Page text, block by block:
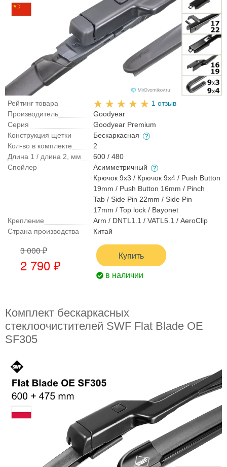
Рейтинг товара
1 отзыв
Производитель
Goodyear
Серия
Goodyear Premium
Конструкция щетки
Бескаркасная
Кол-во в комплекте
2
Длина 1 / длина 2, мм
600 / 480
Спойлер
Асимметричный
Крепление
Крючок 9x3 / Крючок 9x4 / Push Button
19mm / Push Button 16mm / Pinch
Tab / Side Pin 22mm / Side Pin
17mm / Top lock / Bayonet
Arm / DNTL1.1 / VATL5.1 / AeroClip
Страна производства
Китай
3 000 ₽
2 790 ₽
Купить
в наличии
Комплект бескаркасных
стеклоочистителей SWF Flat Blade OE
SF305